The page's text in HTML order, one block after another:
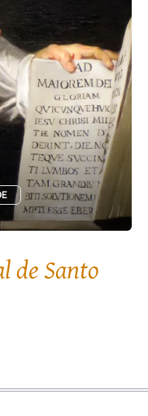
de Santo